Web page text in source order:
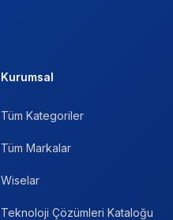
Kurumsal
Tüm Kategoriler
Tüm Markalar
Wiselar
Teknoloji Çözümleri Kataloğu